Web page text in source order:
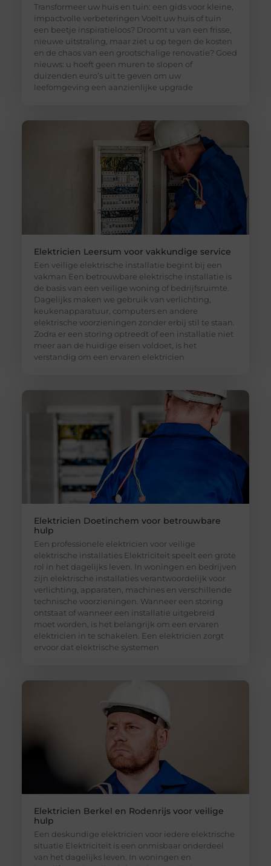
Transformeer uw huis en tuin: een gids voor kleine,
impactvolle verbeteringen Voelt uw huis of tuin
een beetje inspiratieloos? Droomt u van een frisse,
nieuwe uitstraling, maar ziet u op tegen de kosten
en de chaos van een grootschalige renovatie? Goed
nieuws: u hoeft geen muren te slopen of
duizenden euro’s uit te geven om uw
leefomgeving een aanzienlijke upgrade
Elektricien Leersum voor vakkundige service
Een veilige elektrische installatie begint bij een
vakman Een betrouwbare elektrische installatie is
de basis van een veilige woning of bedrijfsruimte.
Dagelijks maken we gebruik van verlichting,
keukenapparatuur, computers en andere
elektrische voorzieningen zonder erbij stil te staan.
Zodra er een storing optreedt of een installatie niet
meer aan de huidige eisen voldoet, is het
verstandig om een ervaren elektricien
Elektricien Doetinchem voor betrouwbare
hulp
Een professionele elektricien voor veilige
elektrische installaties Elektriciteit speelt een grote
rol in het dagelijks leven. In woningen en bedrijven
zijn elektrische installaties verantwoordelijk voor
verlichting, apparaten, machines en verschillende
technische voorzieningen. Wanneer een storing
ontstaat of wanneer een installatie uitgebreid
moet worden, is het belangrijk om een ervaren
elektricien in te schakelen. Een elektricien zorgt
ervoor dat elektrische systemen
Elektricien Berkel en Rodenrijs voor veilige
hulp
Een deskundige elektricien voor iedere elektrische
situatie Elektriciteit is een onmisbaar onderdeel
van het dagelijks leven. In woningen en